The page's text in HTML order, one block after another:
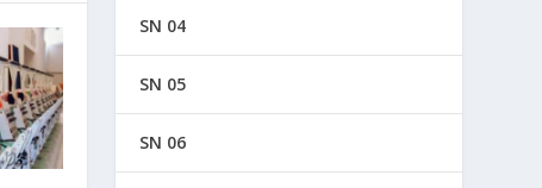
SN 04
SN 05
SN 06